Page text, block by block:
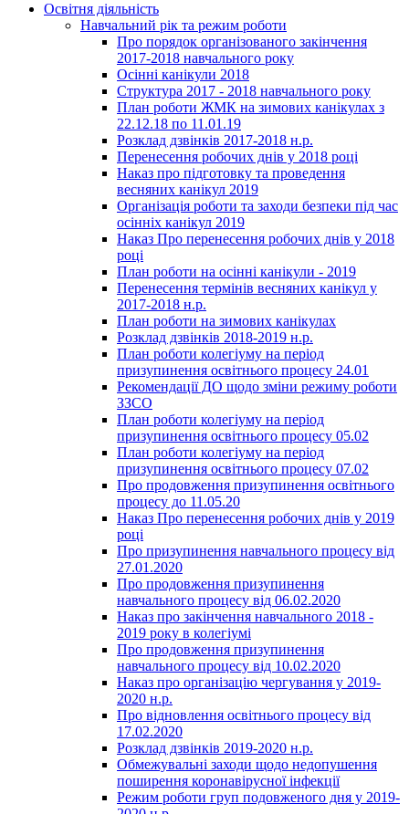
Освітня діяльність
Навчальний рік та режим роботи
Про порядок організованого закінчення
2017-2018 навчального року
Осінні канікули 2018
Структура 2017 - 2018 навчального року
План роботи ЖМК на зимових канікулах з
22.12.18 по 11.01.19
Розклад дзвінків 2017-2018 н.р.
Перенесення робочих днів у 2018 році
Наказ про підготовку та проведення
весняних канікул 2019
Організація роботи та заходи безпеки під час
осінніх канікул 2019
Наказ Про перенесення робочих днів у 2018
році
План роботи на осінні канікули - 2019
Перенесення термінів весняних канікул у
2017-2018 н.р.
План роботи на зимових канікулах
Розклад дзвінків 2018-2019 н.р.
План роботи колегіуму на період
призупинення освітнього процесу 24.01
Рекомендації ДО щодо зміни режиму роботи
ЗЗСО
План роботи колегіуму на період
призупинення освітнього процесу 05.02
План роботи колегіуму на період
призупинення освітнього процесу 07.02
Про продовження призупинення освітнього
процесу до 11.05.20
Наказ Про перенесення робочих днів у 2019
році
Про призупинення навчального процесу від
27.01.2020
Про продовження призупинення
навчального процесу від 06.02.2020
Наказ про закінчення навчального 2018 -
2019 року в колегіумі
Про продовження призупинення
навчального процесу від 10.02.2020
Наказ про організацію чергування у 2019-
2020 н.р.
Про відновлення освітнього процесу від
17.02.2020
Розклад дзвінків 2019-2020 н.р.
Обмежувальні заходи щодо недопушення
поширення коронавірусної інфекції
Режим роботи груп подовженого дня у 2019-